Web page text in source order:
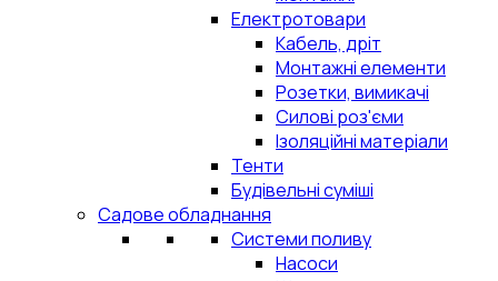
Електротовари
Кабель, дріт
Монтажні елементи
Розетки, вимикачі
Силові роз'єми
Ізоляційні матеріали
Тенти
Будівельні суміші
Садове обладнання
Системи поливу
Насоси